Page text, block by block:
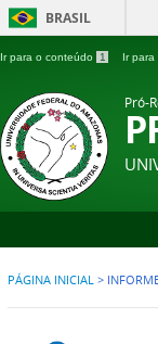
BRASIL
Ir para o conteúdo 1 Ir para
Pró-
PÁGINA INICIAL >